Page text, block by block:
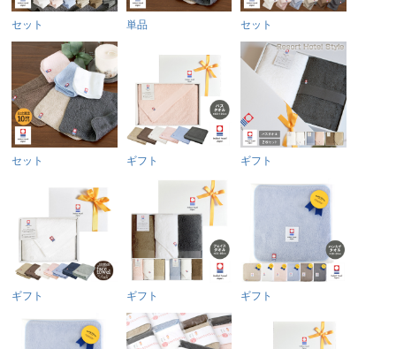
セット 単品 セット
セット ギフト ギフト
ギフト ギフト ギフト